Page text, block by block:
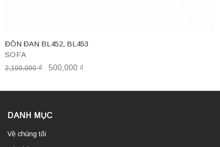
SOFA
ĐÔN ĐAN BL452, BL453
2,100,000₫ 500,000 ₫
DANH MỤC
Về chúng tôi